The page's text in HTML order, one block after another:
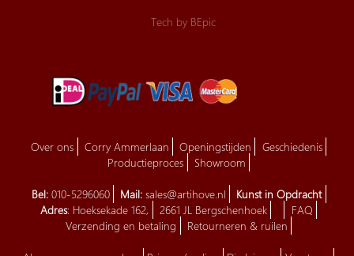
Tech by BEpic
Over ons Corry Ammerlaan Openingstijden
Geschiedenis
Productieproces
Showroom
Bel: 010-5296060 Mail: sales@artihove.nl
Kunst in Opdracht
Adres: Hoeksekade 162, 2661 JL Bergschenhoek
FAQ
Verzending en betaling
Retourneren & ruilen